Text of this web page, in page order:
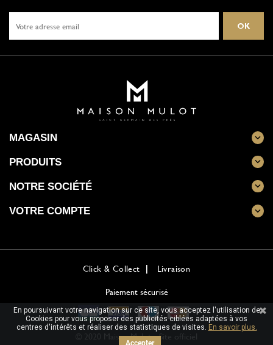
MAGASIN 
PRODUITS 
NOTRE SOCIÉTÉ 
VOTRE COMPTE 
Click & Collect
Livraison
Paiement sécurisé
© 2020 Maison Mulot - Site officiel
En poursuivant votre navigation sur ce site, vous acceptez l'utilisation de
Cookies pour vous proposer des publicités ciblées adaptées à vos
centres d'intérêts et réaliser des statistiques de visites. En savoir plus.
Accepter